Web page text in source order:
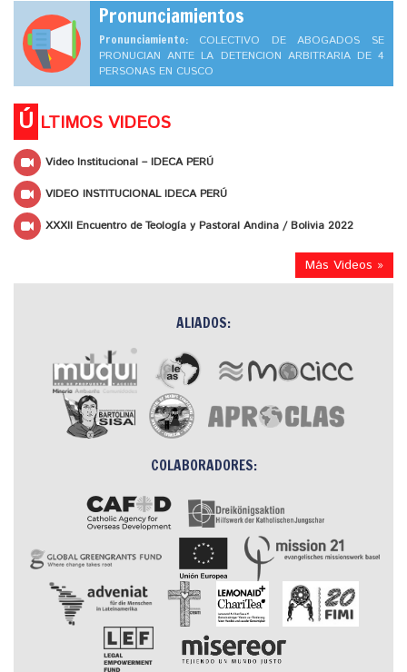
Pronunciamientos
Pronunciamiento: COLECTIVO DE ABOGADOS SE
PRONUCIAN ANTE LA DETENCION ARBITRARIA DE 4
PERSONAS EN CUSCO
Ú LTIMOS VIDEOS
Video Institucional – IDECA PERÚ
VIDEO INSTITUCIONAL IDECA PERÚ
XXXII Encuentro de Teología y Pastoral Andina / Bolivia 2022
Más Videos »
ALIADOS:
COLABORADORES: